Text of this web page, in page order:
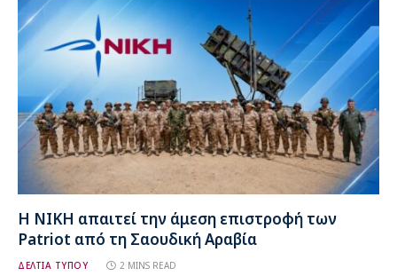
Η ΝΙΚΗ απαιτεί την άμεση επιστροφή των
Patriot από τη Σαουδική Αραβία
ΔΕΛΤΙΑ ΤΥΠΟΥ 2 MINS READ